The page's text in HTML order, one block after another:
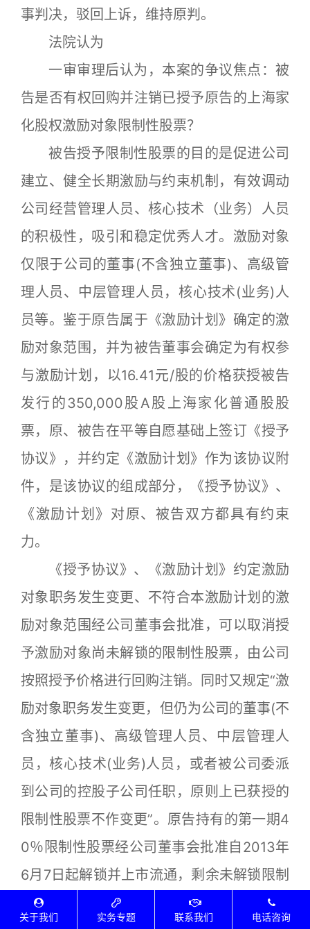
事判决，驳回上诉，维持原判。
法院认为
一审审理后认为，本案的争议焦点：被
告是否有权回购并注销已授予原告的上海家
化股权激励对象限制性股票？
被告授予限制性股票的目的是促进公司
建立、健全长期激励与约束机制，有效调动
公司经营管理人员、核心技术（业务）人员
的积极性，吸引和稳定优秀人才。激励对象
仅限于公司的董事(不含独立董事)、高级管
理人员、中层管理人员，核心技术(业务)人
员等。鉴于原告属于《激励计划》确定的激
励对象范围，并为被告董事会确定为有权参
与激励计划，以16.41元/股的价格获授被告
发行的350,000股A股上海家化普通股股
票，原、被告在平等自愿基础上签订《授予
协议》，并约定《激励计划》作为该协议附
件，是该协议的组成部分，《授予协议》、
《激励计划》对原、被告双方都具有约束
力。
《授予协议》、《激励计划》约定激励
对象职务发生变更、不符合本激励计划的激
励对象范围经公司董事会批准，可以取消授
予激励对象尚未解锁的限制性股票，由公司
按照授予价格进行回购注销。同时又规定“激
励对象职务发生变更，但仍为公司的董事(不
含独立董事)、高级管理人员、中层管理人
员，核心技术(业务)人员，或者被公司委派
到公司的控股子公司任职，原则上已获授的
限制性股票不作变更”。原告持有的第一期4
0％限制性股票经公司董事会批准自2013年
6月7日起解锁并上市流通，剩余未解锁限制
性股票315,000股，其中：第二期限制性股
关于我们 实务专题 联系我们 电话咨询